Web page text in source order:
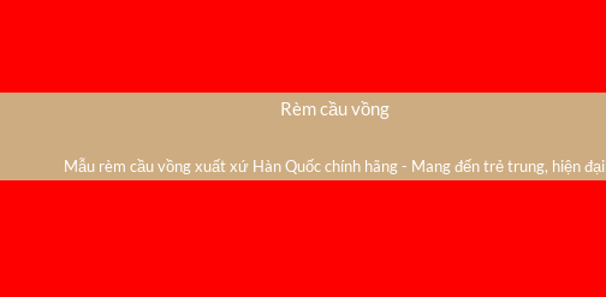
Rèm cầu vồng
Mẫu rèm cầu vồng xuất xứ Hàn Quốc chính hãng - Mang đến trẻ trung, hiện đại